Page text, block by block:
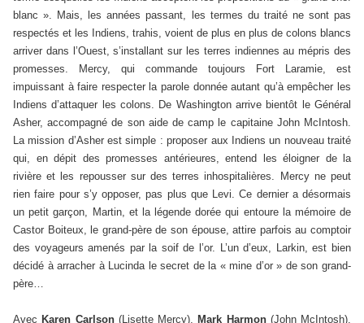
blanc ». Mais, les années passant, les termes du traité ne sont pas
respectés et les Indiens, trahis, voient de plus en plus de colons blancs
arriver dans l’Ouest, s’installant sur les terres indiennes au mépris des
promesses. Mercy, qui commande toujours Fort Laramie, est
impuissant à faire respecter la parole donnée autant qu’à empêcher les
Indiens d’attaquer les colons. De Washington arrive bientôt le Général
Asher, accompagné de son aide de camp le capitaine John McIntosh.
La mission d’Asher est simple : proposer aux Indiens un nouveau traité
qui, en dépit des promesses antérieures, entend les éloigner de la
rivière et les repousser sur des terres inhospitalières. Mercy ne peut
rien faire pour s’y opposer, pas plus que Levi. Ce dernier a désormais
un petit garçon, Martin, et la légende dorée qui entoure la mémoire de
Castor Boiteux, le grand-père de son épouse, attire parfois au comptoir
des voyageurs amenés par la soif de l’or. L’un d’eux, Larkin, est bien
décidé à arracher à Lucinda le secret de la « mine d’or » de son grand-
père…
AvecKaren Carlson (Lisette Mercy),Mark Harmon (John McIntosh),